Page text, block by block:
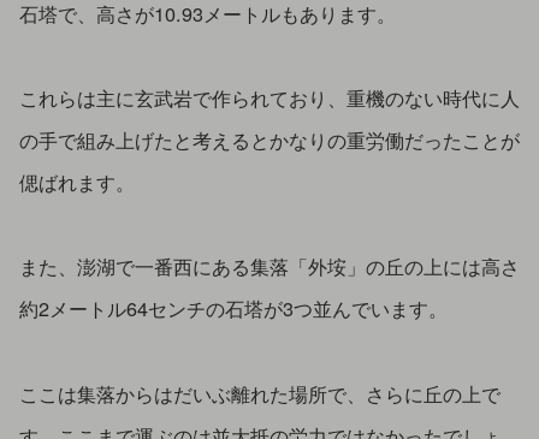
石塔で、高さが10.93メートルもあります。
これらは主に玄武岩で作られており、重機のない時代に人
の手で組み上げたと考えるとかなりの重労働だったことが
偲ばれます。
また、澎湖で一番西にある集落「外垵」の丘の上には高さ
約2メートル64センチの石塔が3つ並んでいます。
ここは集落からはだいぶ離れた場所で、さらに丘の上で